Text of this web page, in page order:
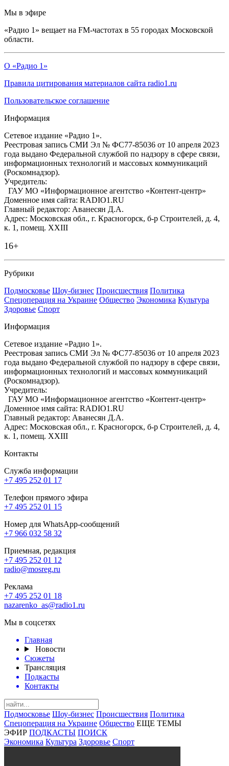
Мы в эфире
«Радио 1» вещает на FM-частотах в 55 городах Московской
области.
О «Радио 1»
Правила цитирования материалов сайта radio1.ru
Пользовательское соглашение
Информация
Сетевое издание «Радио 1».
Реестровая запись СМИ Эл № ФС77-85036 от 10 апреля 2023
года выдано Федеральной службой по надзору в сфере связи,
информационных технологий и массовых коммуникаций
(Роскомнадзор).
Учредитель:
ГАУ МО «Информационное агентство «Контент-центр»
Доменное имя сайта: RADIO1.RU
Главный редактор: Аванесян Д.А.
Адрес: Московская обл., г. Красногорск, б-р Строителей, д. 4,
к. 1, помещ. XXIII
16+
Рубрики
Подмосковье Шоу-бизнес Происшествия Политика
Спецоперация на Украине Общество Экономика Культура
Здоровье Спорт
Информация
Сетевое издание «Радио 1».
Реестровая запись СМИ Эл № ФС77-85036 от 10 апреля 2023
года выдано Федеральной службой по надзору в сфере связи,
информационных технологий и массовых коммуникаций
(Роскомнадзор).
Учредитель:
ГАУ МО «Информационное агентство «Контент-центр»
Доменное имя сайта: RADIO1.RU
Главный редактор: Аванесян Д.А.
Адрес: Московская обл., г. Красногорск, б-р Строителей, д. 4,
к. 1, помещ. XXIII
Контакты
Служба информации
+7 495 252 01 17
Телефон прямого эфира
+7 495 252 01 15
Номер для WhatsApp-сообщений
+7 966 032 58 32
Приемная, редакция
+7 495 252 01 12
radio@mosreg.ru
Реклама
+7 495 252 01 18
nazarenko_as@radio1.ru
Мы в соцсетях
Главная
Новости
Сюжеты
Трансляция
Подкасты
Контакты
Подмосковье Шоу-бизнес Происшествия Политика
Спецоперация на Украине Общество ЕЩЕ ТЕМЫ
ЭФИР ПОДКАСТЫ ПОИСК
Экономика Культура Здоровье Спорт